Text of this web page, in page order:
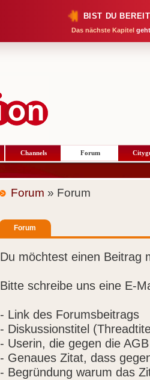
BIST DU
Das nächste Kapitel
Channels Forum
Forum » Forum
Forum
Du möchtest einen Beitrag
Bitte schreibe uns eine E-
- Link des Forumsbeitrags
- Diskussionstitel
- Userin, die gegen die
- Genaues Zitat, dass
- Begründung warum das